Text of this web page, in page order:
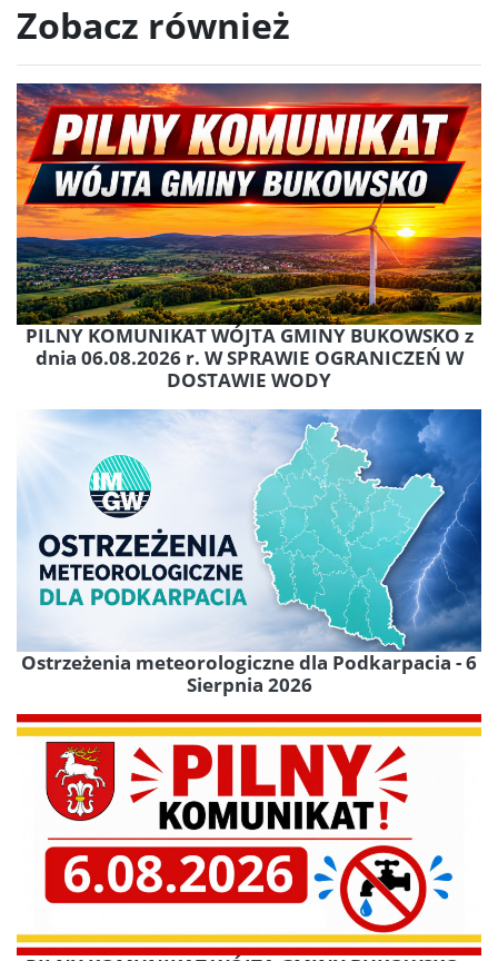
Zobacz również
PILNY KOMUNIKAT WÓJTA GMINY BUKOWSKO z
dnia 06.08.2026 r. W SPRAWIE OGRANICZEŃ W
DOSTAWIE WODY
Ostrzeżenia meteorologiczne dla Podkarpacia - 6
Sierpnia 2026